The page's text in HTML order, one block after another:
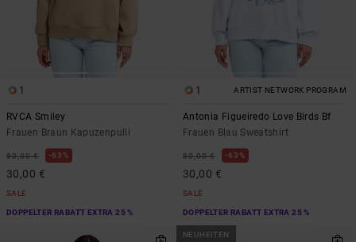
1
RVCA Smiley
Frauen Braun Kapuzenpulli
80,00 € 63%
30,00 €
SALE
DOPPELTER RABATT EXTRA 25 %
1 ARTIST NETWORK PROGRAM
Antonia Figueiredo Love Birds Bf
Frauen Blau Sweatshirt
80,00 € 63%
30,00 €
SALE
DOPPELTER RABATT EXTRA 25 %
NEUHEITEN